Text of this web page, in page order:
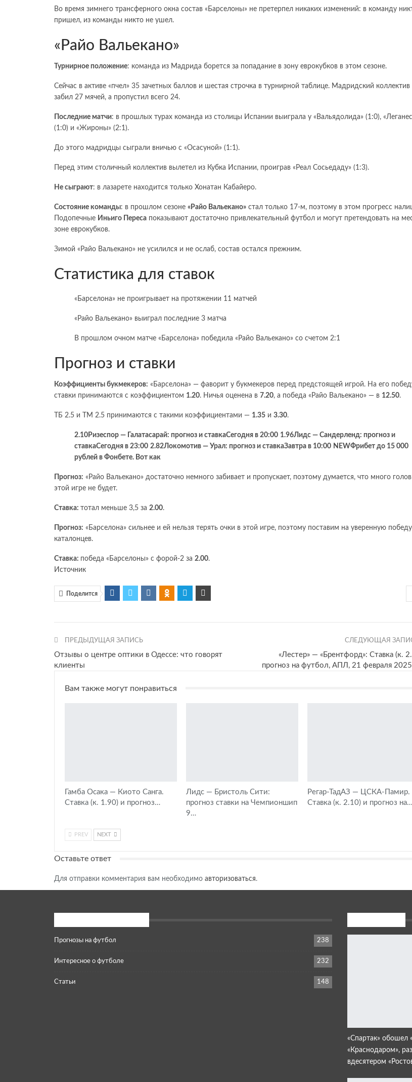
Во время зимнего трансферного окна состав «Барселоны» не претерпел никаких изменений: в команду
пришел, из команды никто не ушел.
«Райо Вальекано»
Турнирное положение: команда из Мадрида борется за попадание в зону еврокубков в этом сезоне.
Сейчас в активе «пчел» 35 зачетных баллов и шестая строчка в турнирной таблице. Мадридский коллектив
забил 27 мячей, а пропустил всего 24.
Последние матчи: в прошлых турах команда из столицы Испании выиграла у «Вальядолида» (1:0),
(1:0) и «Жироны» (2:1).
До этого мадридцы сыграли вничью с «Осасуной» (1:1).
Перед этим столичный коллектив вылетел из Кубка Испании, проиграв «Реал Сосьедаду» (1:3).
Не сыграют: в лазарете находится только Хонатан Кабайеро.
Состояние команды: в прошлом сезоне «Райо Вальекано» стал только 17-м, поэтому в этом прогресс
Подопечные Иньиго Переса показывают достаточно привлекательный футбол и могут претендовать на
зоне еврокубков.
Зимой «Райо Вальекано» не усилился и не ослаб, состав остался прежним.
Статистика для ставок
«Барселона» не проигрывает на протяжении 11 матчей
«Райо Вальекано» выиграл последние 3 матча
В прошлом очном матче «Барселона» победила «Райо Вальекано» со счетом 2:1
Прогноз и ставки
Коэффициенты букмекеров: «Барселона» — фаворит у букмекеров перед предстоящей игрой. На его
ставки принимаются с коэффициентом 1.20. Ничья оценена в 7.20, а победа «Райо Вальекано» — в 12.50.
ТБ 2.5 и ТМ 2.5 принимаются с такими коэффициентами — 1.35 и 3.30.
2.10 Ризеспор — Галатасарай: прогноз и ставкаСегодня в 20:00 1.96Лидс — Сандерленд: прогноз и
ставкаСегодня в 23:00 2.82Локомотив — Урал: прогноз и ставкаЗавтра в 10:00 NEWФрибет до 15 000
рублей в Фонбете. Вот как
Прогноз: «Райо Вальекано» достаточно немного забивает и пропускает, поэтому думается, что много
этой игре не будет.
Ставка: тотал меньше 3,5 за 2.00.
Прогноз: «Барселона» сильнее и ей нельзя терять очки в этой игре, поэтому поставим на уверенную победу
каталонцев.
Ставка: победа «Барселоны» с форой-2 за 2.00.
Источник
Поделится
ПРЕДЫДУЩАЯ ЗАПИСЬ
Отзывы о центре оптики в Одессе: что говорят
клиенты
СЛЕДУЮЩАЯ
«Лестер» — «Брентфорд»: Ставка (к.
прогноз на футбол, АПЛ, 21 февраля
Вам также могут понравиться
Гамба Осака — Киото Санга.
Ставка (к. 1.90) и прогноз…
Лидс — Бристоль Сити:
прогноз ставки на Чемпионшип
9…
Регар-ТадАЗ — ЦСКА-Памир.
Ставка (к. 2.10) и прогноз на…
PREV NEXT
Оставьте ответ
Для отправки комментария вам необходимо авторизоваться.
Прогнозы на футбол 238
Интересное о футболе 232
Статьи 148
«Спартак» обошел
«Краснодаром»,
вдесятером